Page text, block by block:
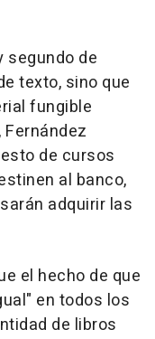
segundo de
texto, sino que
fungible
de cursos
al banco,
adquirir las
el hecho de que
en todos los
de libros